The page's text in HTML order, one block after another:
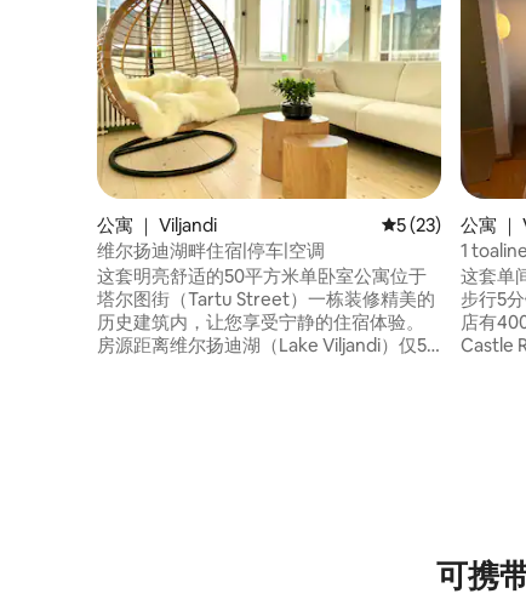
公寓 ｜ Viljandi 平均评分 5 分（
5 (23)
维尔扬迪湖畔住宿|停车|空调
这套明亮舒适的50平方米单卧室公寓位于
塔尔图街（Tartu Street）一栋装修精美的
历史建筑内，让您享受宁静的住宿体验。
房源距离维尔扬迪湖（Lake Viljandi）仅5
公寓 ｜
1
这套单
步行5
店有
Castle Rare。 房源内
可携